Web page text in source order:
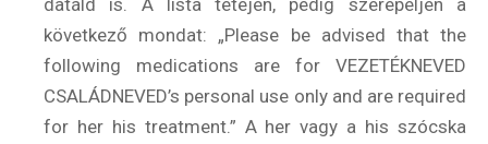
datáld is. A lista tetején, pedig szerepeljen a
következő mondat: „Please be advised that the
following medications are for VEZETÉKNEVED
CSALÁDNEVED’s personal use only and are required
for her his treatment.” A her vagy a his szócska